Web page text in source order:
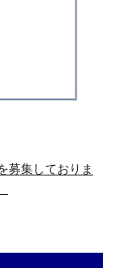
募集しておりま